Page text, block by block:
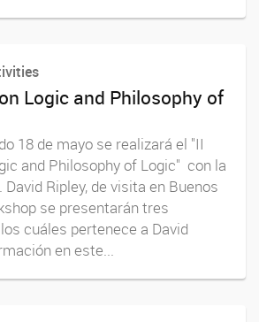
Logic and Philosophy of
18 de mayo se realizará el "II
and Philosophy of Logic" con la
David Ripley, de visita en Buenos
se presentarán tres
cuáles pertenece a David
en este...